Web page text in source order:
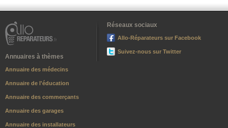
Annuaires à thèmes
Annuaire des médecins
Annuaire de l'éducation
Annuaire des commerçants
Annuaire des garages
Annuaire des installateurs
Réseaux sociaux
Allo-Réparateurs sur Facebook
Suivez-nous sur Twitter